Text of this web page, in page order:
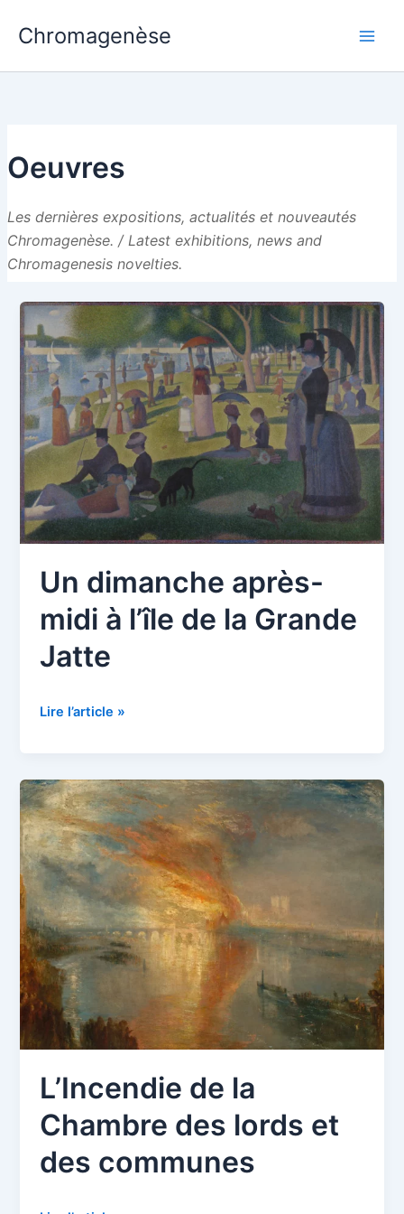
Chromagenèse
Oeuvres
Un dimanche après-
midi à l’île de la Grande
Jatte
Un
midi
à
l’île
de
la
Grande
Jatte
Lire l’article »
L’Incendie de la
Chambre des lords et
des communes